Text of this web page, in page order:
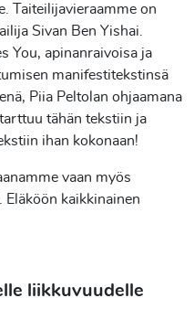
Taiteilijavieraamme on
Sivan Ben Yishai.
You, apinanraivoisa ja
manifestitekstinsä
Piia Peltolan ohjaamana
tähän tekstiin ja
ihan kokonaan!
vaan myös
Eläköön kaikkinainen
liikkuvuudelle